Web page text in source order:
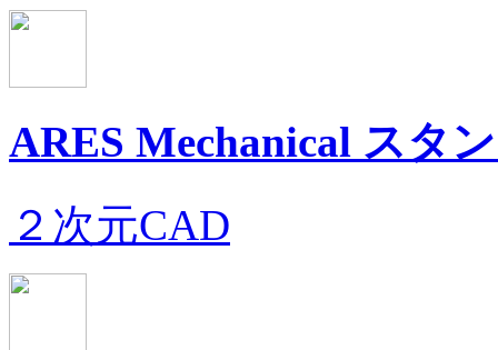
ARES Mechanical スタ
２次元CAD